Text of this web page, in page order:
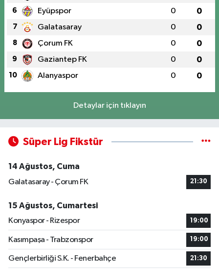
6 Eyüpspor 0 0
7 Galatasaray 0 0
8 Çorum FK 0 0
9 Gaziantep FK 0 0
10 Alanyaspor 0 0
Detaylar için tıklayın
Süper Lig Fikstür
14 Ağustos, Cuma
Galatasaray - Çorum FK
21:30
15 Ağustos, Cumartesi
Konyaspor - Rizespor
19:00
Kasımpaşa - Trabzonspor 19:00
Gençlerbirliği S.K. - Fenerbahçe 21:30